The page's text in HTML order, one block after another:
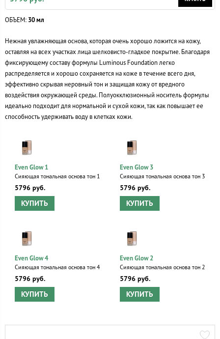
ОБЪЕМ: 30 мл
Нежная увлажняющая основа, которая очень хорошо ложится на кожу,
оставляя на всех участках лица шелковисто-гладкое покрытие. Благодаря
фиксирующему составу формулы Luminous Foundation легко
распределяется и хорошо сохраняется на коже в течение всего дня,
эффективно скрывая неровный тон и защищая кожу от вредного
воздействия окружающей среды. Полуокклюзионный носитель формулы
идеально подходит для нормальной и сухой кожи, так как повышает ее
способность удерживать воду в клетках кожи.
Even Glow 1
Сияющая тональная основа тон 1
5796 руб.
КУПИТЬ
Even Glow 3
Сияющая тональная основа тон 3
5796 руб.
КУПИТЬ
Even Glow 4
Сияющая тональная основа тон 4
5796 руб.
КУПИТЬ
Even Glow 2
Сияющая тональная основа тон 2
5796 руб.
КУПИТЬ